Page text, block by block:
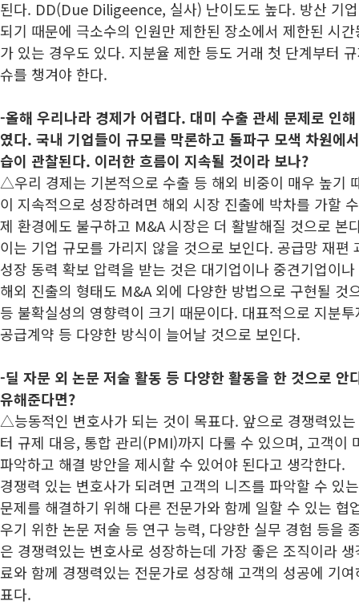
된다. DD(Due Diligeence, 실사) 난이도도 높다. 방산 기
되기 때문에 극소수의 인원만 제한된 장소에서 제한된 시
가 있는 경우도 있다. 지분율 제한 등도 거래 첫 단계부터
슈를 챙겨야 한다.
-올해 우리나라 경제가 어렵다. 대미 수출 관세 문제로 인
였다. 국내 기업들이 규모를 막론하고 돌파구 모색 차원에
습이 관찰된다. 이러한 흐름이 지속될 것이라 보나?
△우리 경제는 기본적으로 수출 등 해외 비중이 매우 높기
이 지속적으로 성장하려면 해외 시장 진출에 박차를 가할
제 환경에도 불구하고 M&A 시장은 더 활발해질 것으로 본
이는 기업 규모를 가리지 않을 것으로 보인다. 공급망 재편
성장 동력 확보 압력을 받는 것은 대기업이나 중견기업이
해외 진출의 형태도 M&A 외에 다양한 방법으로 구현될 것
등 불확실성의 영향력이 크기 때문이다. 대표적으로 지분
공급계약 등 다양한 방식이 늘어날 것으로 보인다.
-딜 자문 외 논문 저술 활동 등 다양한 활동을 한 것으로 안
유해준다면?
△능동적인 변호사가 되는 것이 목표다. 앞으로 경쟁력있
터 규제 대응, 통합 관리(PMI)까지 다룰 수 있으며, 고객이
파악하고 해결 방안을 제시할 수 있어야 된다고 생각한다.
경쟁력 있는 변호사가 되려면 고객의 니즈를 파악할 수 있
문제를 해결하기 위해 다른 전문가와 함께 일할 수 있는 협
우기 위한 논문 저술 등 연구 능력, 다양한 실무 경험 등을
은 경쟁력있는 변호사로 성장하는데 가장 좋은 조직이라
료와 함께 경쟁력있는 전문가로 성장해 고객의 성공에 기
표다.